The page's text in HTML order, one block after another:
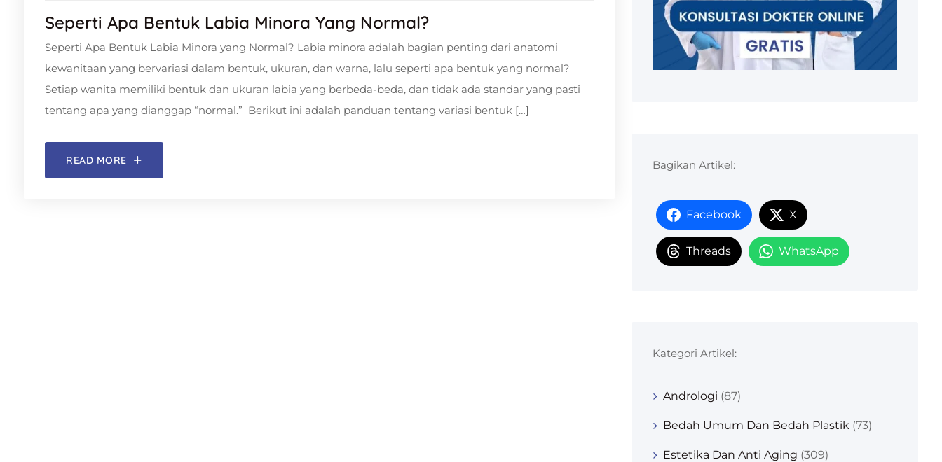
Seperti Apa Bentuk Labia Minora Yang Normal?
Seperti Apa Bentuk Labia Minora yang Normal? Labia minora adalah bagian penting dari anatomi
kewanitaan yang bervariasi dalam bentuk, ukuran, dan warna, lalu seperti apa bentuk yang normal?
Setiap wanita memiliki bentuk dan ukuran labia yang berbeda-beda, dan tidak ada standar yang pasti
tentang apa yang dianggap “normal.” Berikut ini adalah panduan tentang variasi bentuk […]
READ MORE Bagikan Artikel:
Facebook X
Threads WhatsApp
Kategori Artikel:
Andrologi (87)
Bedah Umum Dan Bedah Plastik (73)
Estetika Dan Anti Aging (309)